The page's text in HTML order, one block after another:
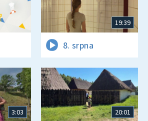
19:39
8. srpna
3:03 20:01